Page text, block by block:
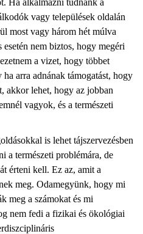
vagy települések oldalán
most vagy három hét múlva
nem biztos, hogy megéri
a vizet, hogy többet
arra adnának támogatást, hogy
akkor lehet, hogy az jobban
vagyok, és a természeti
is lehet tájszervezésben
a természeti problémára, de
érteni kell. Ez az, amit a
meg. Odamegyünk, hogy mi
meg a számokat és mi
nem fedi a fizikai és ökológiai